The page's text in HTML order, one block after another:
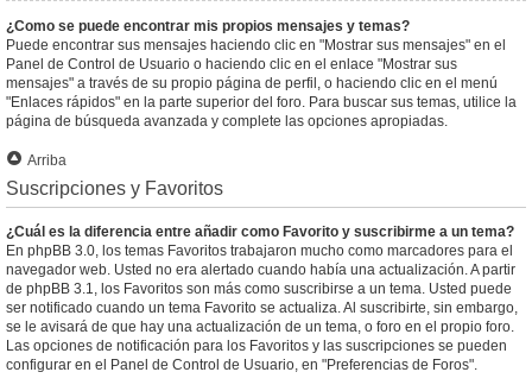
¿Como se puede encontrar mis propios mensajes y temas?
Puede encontrar sus mensajes haciendo clic en "Mostrar sus mensajes" en el
Panel de Control de Usuario o haciendo clic en el enlace "Mostrar sus
mensajes" a través de su propio página de perfil, o haciendo clic en el menú
"Enlaces rápidos" en la parte superior del foro. Para buscar sus temas, utilice la
página de búsqueda avanzada y complete las opciones apropiadas.
Arriba
Suscripciones y Favoritos
¿Cuál es la diferencia entre añadir como Favorito y suscribirme a un tema?
En phpBB 3.0, los temas Favoritos trabajaron mucho como marcadores para el
navegador web. Usted no era alertado cuando había una actualización. A partir
de phpBB 3.1, los Favoritos son más como suscribirse a un tema. Usted puede
ser notificado cuando un tema Favorito se actualiza. Al suscribirte, sin embargo,
se le avisará de que hay una actualización de un tema, o foro en el propio foro.
Las opciones de notificación para los Favoritos y las suscripciones se pueden
configurar en el Panel de Control de Usuario, en "Preferencias de Foros".